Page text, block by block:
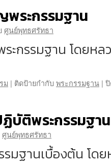
พระกรรมฐาน
ศูนย์พุทธศรัทธา
ะกรรมฐาน โดยห
ม | ติดป้ายกำกับ พระกรรมฐาน |
บัติพระกรรมฐา
ศูนย์พุทธศรัทธา
มฐานเบื้องต้น โด